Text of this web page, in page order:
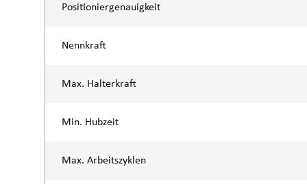
Positioniergenauigkeit
Nennkraft
Max. Halterkraft
Min. Hubzeit
Max. Arbeitszyklen